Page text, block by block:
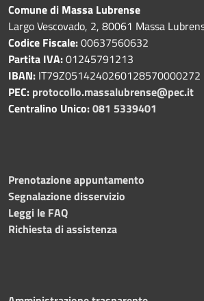
Comune di Massa Lubrense
Largo Vescovado, 2, 80061 Massa
Codice Fiscale:00637560632
Partita IVA:01245791213
IBAN: IT79Z0514240260128570000272
PEC: protocollo.massalubrense@pec.it
Centralino Unico:081 5339401
Prenotazione appuntamento
Segnalazione disservizio
Leggi le FAQ
Richiesta di assistenza